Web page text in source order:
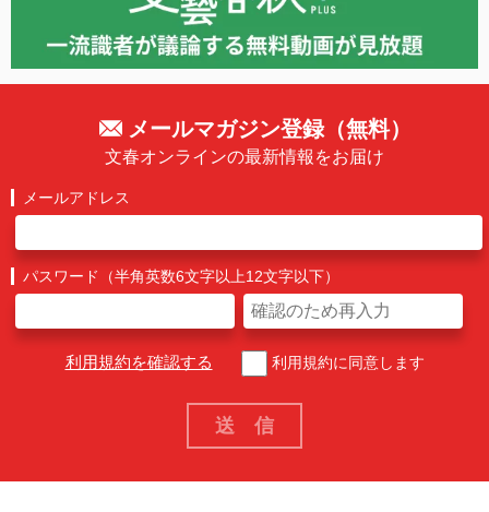
メールマガジン登録（無料）
文春オンラインの最新情報をお届け
メールアドレス
パスワード（半角英数6文字以上12文字以下）
利用規約を確認する 利用規約に同意します